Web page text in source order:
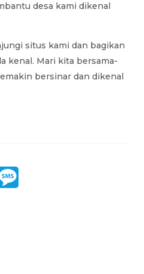
desa kami dikenal
situs kami dan bagikan
kenal. Mari kita bersama-
bersinar dan dikenal